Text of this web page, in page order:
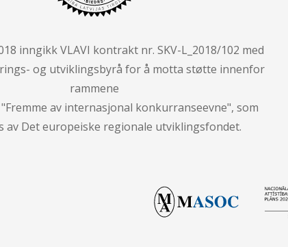
inngikk VLAVI kontrakt nr. SKV-L_2018/102 med
og utviklingsbyrå for å motta støtte innenfor
rammene
av internasjonal konkurranseevne", som
av Det europeiske regionale utviklingsfondet.